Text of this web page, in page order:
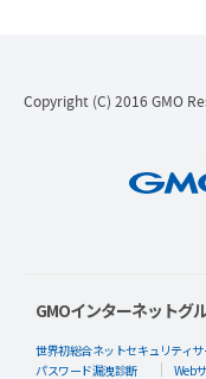
Copyright (C) 2016 GMO
GMOインターネットグ
世界初総合ネットセキュリティ
パスワード漏洩診断
Web